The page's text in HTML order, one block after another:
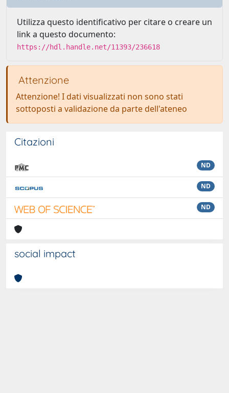
Utilizza questo identificativo per citare o creare un
link a questo documento:
https://hdl.handle.net/11393/236618
Attenzione
Attenzione! I dati visualizzati non sono stati
sottoposti a validazione da parte dell'ateneo
Citazioni
ND
ND
ND
social impact